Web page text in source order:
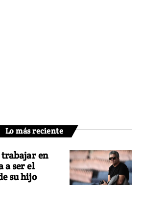
Lo más reciente
trabajar en
a ser el
su hijo